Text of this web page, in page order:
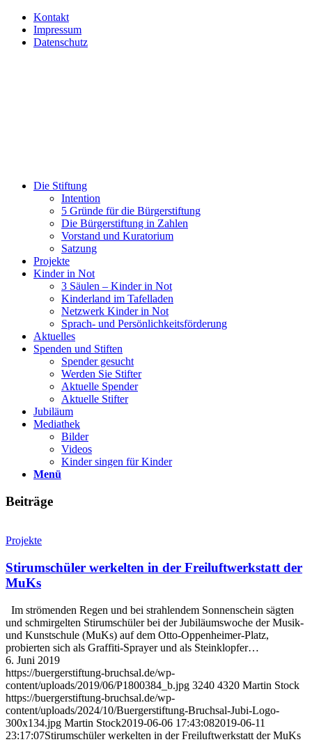
Kontakt
Impressum
Datenschutz
Die Stiftung
Intention
5 Gründe für die Bürgerstiftung
Die Bürgerstiftung in Zahlen
Vorstand und Kuratorium
Satzung
Projekte
Kinder in Not
3 Säulen – Kinder in Not
Kinderland im Tafelladen
Netzwerk Kinder in Not
Sprach- und Persönlichkeits­förderung
Aktuelles
Spenden und Stiften
Spender gesucht
Werden Sie Stifter
Aktuelle Spender
Aktuelle Stifter
Jubiläum
Mediathek
Bilder
Videos
Kinder singen für Kinder
Menü
Beiträge
Projekte
Stirumschüler werkelten in der Freiluftwerkstatt der
MuKs
Im strömenden Regen und bei strahlendem Sonnenschein sägten
und schmirgelten Stirumschüler bei der Jubiläumswoche der Musik-
und Kunstschule (MuKs) auf dem Otto-Oppenheimer-Platz,
probierten sich als Graffiti-Sprayer und als Steinklopfer…
6. Juni 2019
https://buergerstiftung-bruchsal.de/wp-
content/uploads/2019/06/P1800384_b.jpg 3240 4320 Martin Stock
https://buergerstiftung-bruchsal.de/wp-
content/uploads/2024/10/Buergerstiftung-Bruchsal-Jubi-Logo-
300x134.jpg Martin Stock2019-06-06 17:43:082019-06-11
23:17:07Stirumschüler werkelten in der Freiluftwerkstatt der MuKs